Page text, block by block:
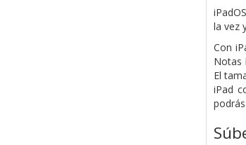
la vez
Con
Notas
El
iPad